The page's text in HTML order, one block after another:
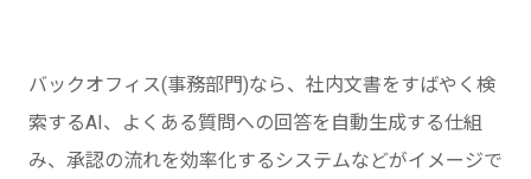
バックオフィス(事務部門)なら、社内文書をすばやく検
索するAI、よくある質問への回答を自動生成する仕組
み、承認の流れを効率化するシステムなどがイメージで